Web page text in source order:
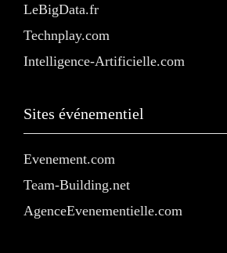
LeBigData.fr
Technplay.com
Intelligence-Artificielle.com
Sites événementiel
Evenement.com
Team-Building.net
AgenceEvenementielle.com